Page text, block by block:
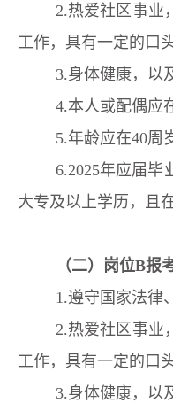
2.热爱社区事业
工作，具有一定的口
3.身体健康，以
4.本人或配偶应
5.年龄应在40周
6.2025年应届毕
大专及以上学历，且
（二） 岗位B报
1 .遵守国家法律
2.热爱社区事业
工作，具有一定的口
3.身体健康，以